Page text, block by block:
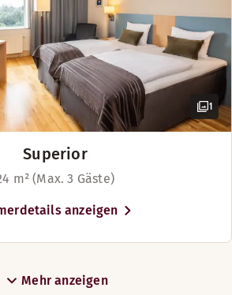
1
Superior
m² (Max. 3 Gäste)
anzeigen
Mehr anzeigen
befinden.